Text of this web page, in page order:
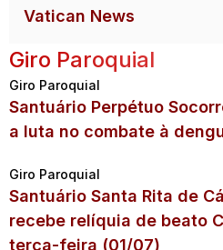
Vatican News
Giro Paroquial
Giro Paroquial
Santuário Perpétuo
a luta no combate à
Giro Paroquial
Santuário Santa Rita de
recebe relíquia de beato
terça-feira (01/07)